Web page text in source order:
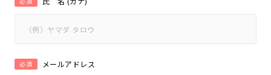
メールアドレス
必須